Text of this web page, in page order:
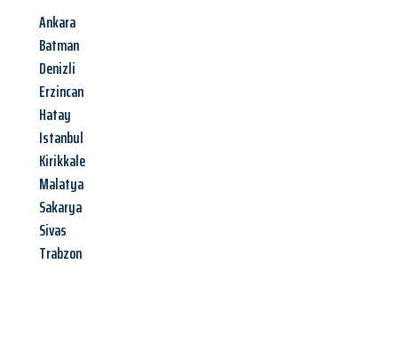
Ankara
Batman
Denizli
Erzincan
Hatay
Istanbul
Kirikkale
Malatya
Sakarya
Sivas
Trabzon